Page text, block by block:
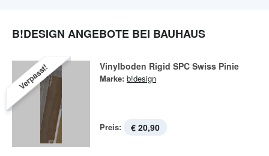
B!DESIGN ANGEBOTE BEI BAUHAUS
Verpasst! Vinylboden Rigid SPC Swiss Pinie
Marke: b!design
Preis: € 20,90